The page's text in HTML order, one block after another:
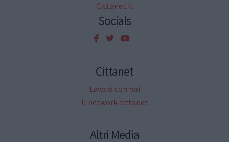
Cittanet.it
Socials
Cittanet
Lavora con noi
Il network cittanet
Altri Media